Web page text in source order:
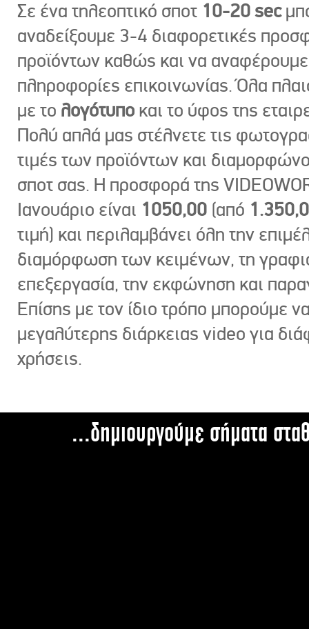
Σε ένα τηλεοπτικό σποτ 10-20 sec
αναδείξουμε 3-4 διαφορετικές
προϊόντων καθώς και να
πληροφορίες επικοινωνίας. Όλα
με το λογότυπο και το ύφος της
Πολύ απλά μας στέλνετε τις
τιμές των προϊόντων και
σποτ σας. Η προσφορά της
Ιανουάριο είναι 1050,00 (από
τιμή) και περιλαμβάνει όλη την
διαμόρφωση των κειμένων, τη
επεξεργασία, την εκφώνηση και
Επίσης με τον ίδιο τρόπο μπορούμε
μεγαλύτερης διάρκειας video για
χρήσεις.
...δημιουργούμε σήματα